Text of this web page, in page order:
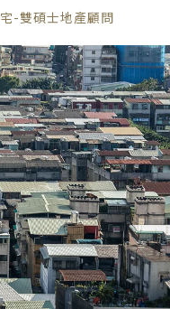
-雙碩士地產顧問